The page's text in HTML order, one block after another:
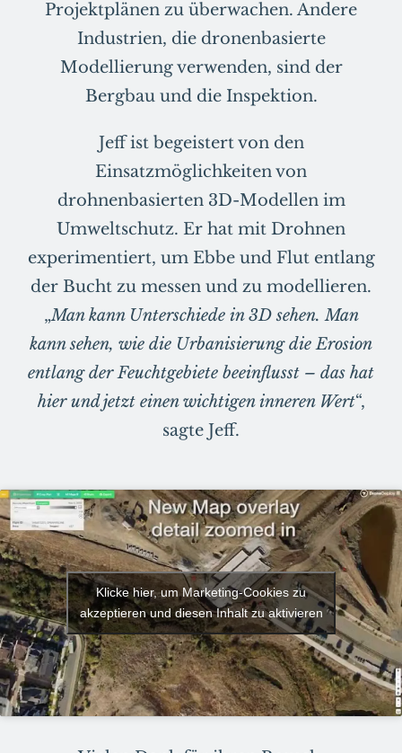
Projektplänen zu überwachen. Andere
Industrien, die dronenbasierte
Modellierung verwenden, sind der
Bergbau und die Inspektion.
Jeff ist begeistert von den
Einsatzmöglichkeiten von
drohnenbasierten 3D-Modellen im
Umweltschutz. Er hat mit Drohnen
experimentiert, um Ebbe und Flut entlang
der Bucht zu messen und zu modellieren.
„Man kann Unterschiede in 3D sehen. Man
kann sehen, wie die Urbanisierung die Erosion
entlang der Feuchtgebiete beeinflusst – das hat
hier und jetzt einen wichtigen inneren Wert“,
sagte Jeff.
Klicke hier, um Marketing-Cookies zu
akzeptieren und diesen Inhalt zu aktivieren